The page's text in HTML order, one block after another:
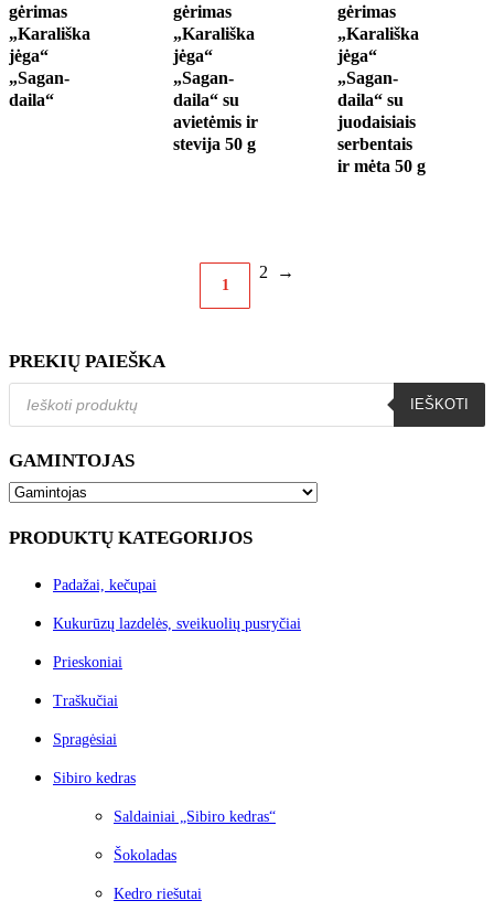
gėrimas
„Karališka
jėga“
„Sagan-
daila“
gėrimas
„Karališka
jėga“
„Sagan-
daila“ su
avietėmis ir
stevija 50 g
gėrimas
„Karališka
jėga“
„Sagan-
daila“ su
juodaisiais
serbentais
ir mėta 50 g
1
2 →
PREKIŲ PAIEŠKA
search
IEŠKOTI
GAMINTOJAS
PRODUKTŲ KATEGORIJOS
Padažai, kečupai
Kukurūzų lazdelės, sveikuolių pusryčiai
Prieskoniai
Traškučiai
Spragėsiai
Sibiro kedras
Saldainiai „Sibiro kedras“
Šokoladas
Kedro riešutai